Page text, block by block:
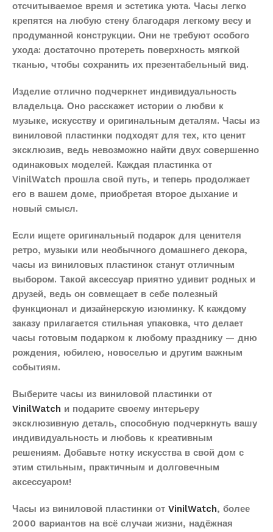
отсчитываемое время и эстетика уюта. Часы легко
крепятся на любую стену благодаря легкому весу и
продуманной конструкции. Они не требуют особого
ухода: достаточно протереть поверхность мягкой
тканью, чтобы сохранить их презентабельный вид.
Изделие отлично подчеркнет индивидуальность
владельца. Оно расскажет истории о любви к
музыке, искусству и оригинальным деталям. Часы из
виниловой пластинки подходят для тех, кто ценит
эксклюзив, ведь невозможно найти двух совершенно
одинаковых моделей. Каждая пластинка от
VinilWatch прошла свой путь, и теперь продолжает
его в вашем доме, приобретая второе дыхание и
новый смысл.
Если ищете оригинальный подарок для ценителя
ретро, музыки или необычного домашнего декора,
часы из виниловых пластинок станут отличным
выбором. Такой аксессуар приятно удивит родных и
друзей, ведь он совмещает в себе полезный
функционал и дизайнерскую изюминку. К каждому
заказу прилагается стильная упаковка, что делает
часы готовым подарком к любому празднику — дню
рождения, юбилею, новоселью и другим важным
событиям.
Выберите часы из виниловой пластинки от
VinilWatch и подарите своему интерьеру
эксклюзивную деталь, способную подчеркнуть вашу
индивидуальность и любовь к креативным
решениям. Добавьте нотку искусства в свой дом с
этим стильным, практичным и долговечным
аксессуаром!
Часы из виниловой пластинки от VinilWatch, более
2000 вариантов на всё случаи жизни, надёжная